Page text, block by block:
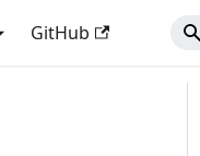
GitHub